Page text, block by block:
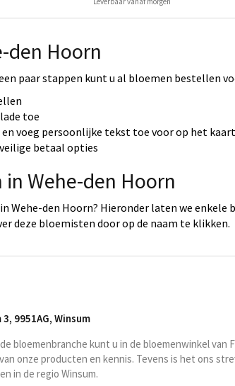
den Hoorn
paar stappen kunt u al bloemen bestellen
toe
voeg persoonlijke tekst toe voor op het
betaal opties
Wehe-den Hoorn
Wehe-den Hoorn? Hieronder laten we enkele
deze bloemisten door op de naam te klikken.
9951AG, Winsum
bloemenbranche kunt u in de bloemenwinkel
onze producten en kennis. Tevens is het ons
in de regio Winsum.